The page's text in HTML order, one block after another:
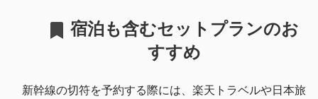
宿泊も含むセットプランのお
すすめ
新幹線の切符を予約する際には、楽天トラベルや日本旅